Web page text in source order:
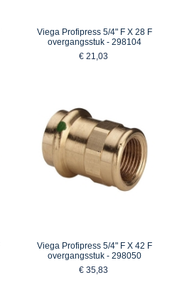
Viega Profipress 5/4" F X 28 F
overgangsstuk - 298104
€ 21,03
Viega Profipress 5/4" F X 42 F
overgangsstuk - 298050
€ 35,83